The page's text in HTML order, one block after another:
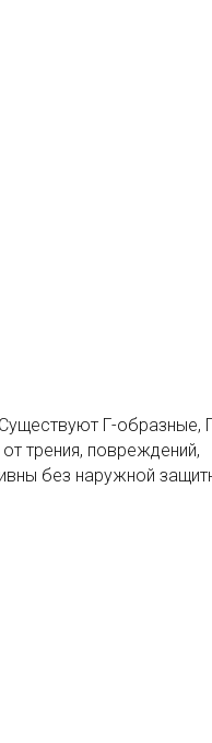
Г-образные,
трения, повреждений,
без наружной